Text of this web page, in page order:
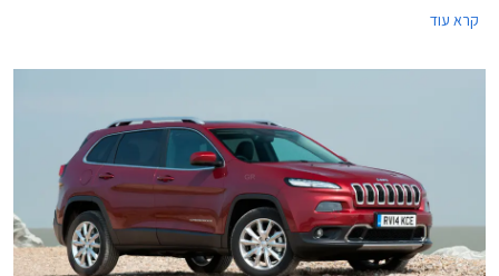
קרא עוד